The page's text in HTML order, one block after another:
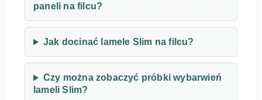
paneli na filcu?
Jak docinać lamele Slim na filcu?
Czy można zobaczyć próbki wybarwień
lameli Slim?